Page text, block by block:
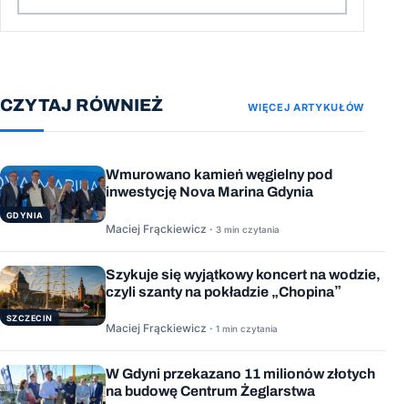
CZYTAJ RÓWNIEŻ WIĘCEJ ARTYKUŁÓW
GDYNIA
Wmurowano kamień węgielny pod
inwestycję Nova Marina Gdynia
Maciej Frąckiewicz · 3 min czytania
SZCZECIN
Szykuje się wyjątkowy koncert na wodzie,
czyli szanty na pokładzie „Chopina”
Maciej Frąckiewicz · 1 min czytania
W Gdyni przekazano 11 milionów złotych
na budowę Centrum Żeglarstwa